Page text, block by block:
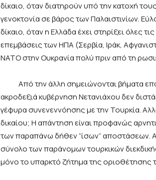
δίκαιο, όταν διατηρούν υπό την κατοχή
γενοκτονία σε βάρος των Παλαιστινίων.
δίκαιο, όταν η Ελλάδα έχει στηρίξει όλες
επεμβάσεις των ΗΠΑ (Σερβία, Ιράκ,
ΝΑΤΟ στην Ουκρανία πολύ πριν από τη
Από την άλλη σημειώνονται βήματα
ακροδεξιά κυβέρνηση Νετανιάχου δεν
γέφυρα συνενεννόησης με την Τουρκία.
δικαίου; Η απάντηση είναι προφανώς
των παραπάνω δήθεν “ίσων” αποστάσεων.
σύνολο των παράνομων τουρκικών
μόνο το υπαρκτό ζήτημα της